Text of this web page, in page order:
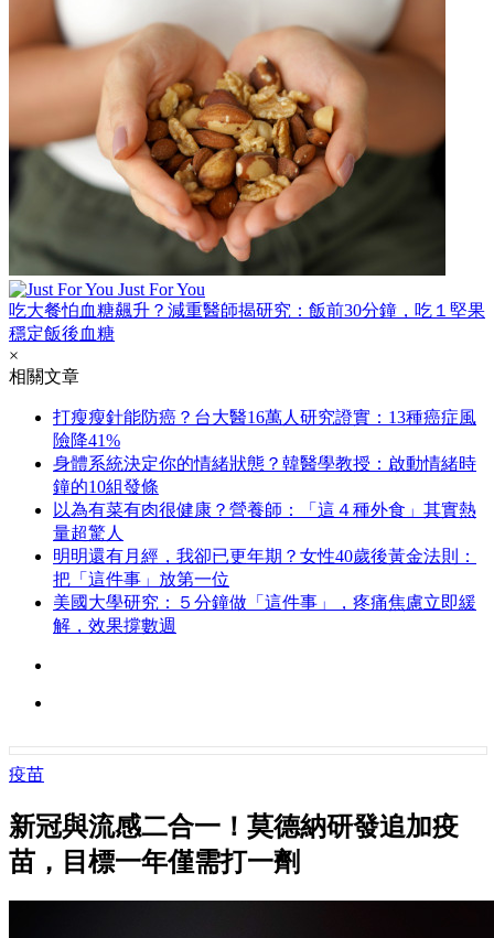
Just For You
吃大餐怕血糖飆升？減重醫師揭研究：飯前30分鐘，吃１堅果
穩定飯後血糖
×
相關文章
打瘦瘦針能防癌？台大醫16萬人研究證實：13種癌症風
險降41%
身體系統決定你的情緒狀態？韓醫學教授：啟動情緒時
鐘的10組發條
以為有菜有肉很健康？營養師：「這４種外食」其實熱
量超驚人
明明還有月經，我卻已更年期？女性40歲後黃金法則：
把「這件事」放第一位
美國大學研究：５分鐘做「這件事」，疼痛焦慮立即緩
解，效果撐數週
疫苗
新冠與流感二合一！莫德納研發追加疫
苗，目標一年僅需打一劑